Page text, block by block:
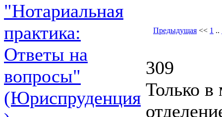
"Нотариальная
практика:
Ответы на
вопросы"
(Юриспруденция
Предыдущая << 1 ..
309
Только в